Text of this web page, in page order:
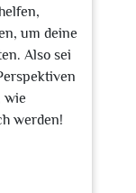
um deine
Also sei
wie
werden!